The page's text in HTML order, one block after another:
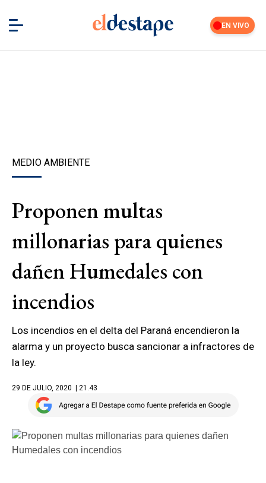
EN VIVO
MEDIO AMBIENTE
Proponen multas
millonarias para quienes
dañen Humedales con
incendios
Los incendios en el delta del Paraná encendieron la
alarma y un proyecto busca sancionar a infractores de
la ley.
29 DE JULIO, 2020 | 21.43